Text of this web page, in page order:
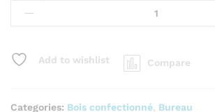
Add to wishlist Compare
Categories: Bois confectionné, Bureau